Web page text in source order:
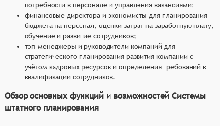
потребности в персонале и управления вакансиями;
финансовые директора и экономисты для планирования
бюджета на персонал, оценки затрат на заработную плату,
обучение и развитие сотрудников;
топ-менеджеры и руководители компаний для
стратегического планирования развития компании с
учётом кадровых ресурсов и определения требований к
квалификации сотрудников.
Обзор основных функций и возможностей Системы
штатного планирования